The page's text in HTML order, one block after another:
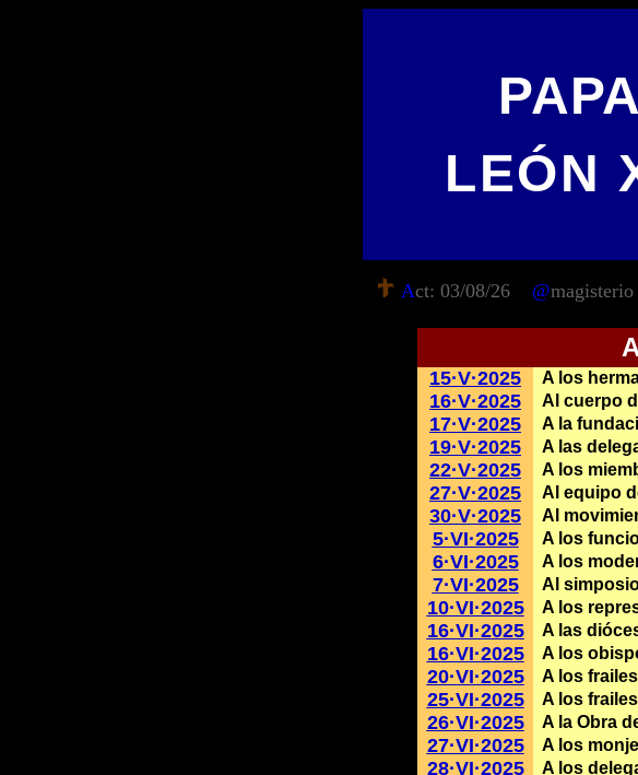
PAPA
LEÓN
Act: 03/08/26 @magisterio
15·V·2025 A los
16·V·2025 Al cuerpo
17·V·2025 A la
19·V·2025 A las
22·V·2025 A los
27·V·2025 Al equipo
30·V·2025 Al
5·VI·2025 A los
6·VI·2025 A los
7·VI·2025 Al
10·VI·2025 A los
16·VI·2025 A las
16·VI·2025 A los
20·VI·2025 A los
25·VI·2025 A los
26·VI·2025 A la Obra
27·VI·2025 A los
28·VI·2025 A los